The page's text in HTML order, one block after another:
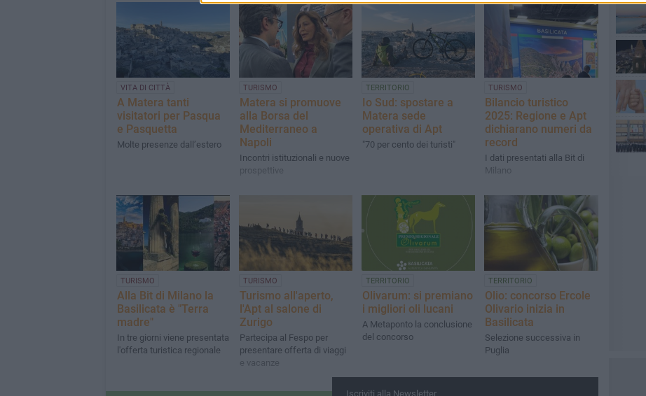
VITA DI CITTÀ
A Matera tanti
visitatori per Pasqua
e Pasquetta
Molte presenze dall’estero
TURISMO
Matera si promuove
alla Borsa del
Mediterraneo a
Napoli
Incontri istituzionali e nuove
prospettive
TERRITORIO
Io Sud: spostare a
Matera sede
operativa di Apt
"70 per cento dei turisti"
TURISMO
Bilancio turistico
2025: Regione e Apt
dichiarano numeri da
record
I dati presentati alla Bit di
Milano
TURISMO
Alla Bit di Milano la
Basilicata è "Terra
madre"
In tre giorni viene presentata
l'offerta turistica regionale
TURISMO
Turismo all'aperto,
l'Apt al salone di
Zurigo
Partecipa al Fespo per
presentare offerta di viaggi
e vacanze
TERRITORIO
Olivarum: si premiano
i migliori oli lucani
A Metaponto la conclusione
del concorso
TERRITORIO
Olio: concorso Ercole
Olivario inizia in
Basilicata
Selezione successiva in
Puglia
Iscriviti alla Newsletter